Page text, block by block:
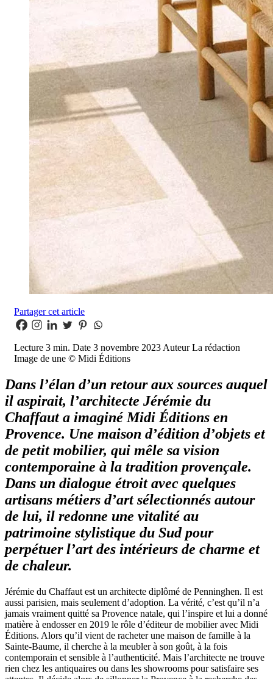
Partager cet article
Lecture 3 min. Date 3 novembre 2023 Auteur La rédaction
Image de une © Midi Éditions
Dans l’élan d’un retour aux sources auquel
il aspirait, l’architecte Jérémie du
Chaffaut a imaginé Midi Éditions en
Provence. Une maison d’édition d’objets et
de petit mobilier, qui mêle sa vision
contemporaine à la tradition provençale.
Dans un dialogue étroit avec quelques
artisans métiers d’art sélectionnés autour
de lui, il redonne une vitalité au
patrimoine stylistique du Sud pour
perpétuer l’art des intérieurs de charme et
de chaleur.
Jérémie du Chaffaut est un architecte diplômé de Penninghen. Il est
aussi parisien, mais seulement d’adoption. La vérité, c’est qu’il n’a
jamais vraiment quitté sa Provence natale, qui l’inspire et lui a donné
matière à endosser en 2019 le rôle d’éditeur de mobilier avec Midi
Éditions. Alors qu’il vient de racheter une maison de famille à la
Sainte-Baume, il cherche à la meubler à son goût, à la fois
contemporain et sensible à l’authenticité. Mais l’architecte ne trouve
rien chez les antiquaires ou dans les showrooms pour satisfaire ses